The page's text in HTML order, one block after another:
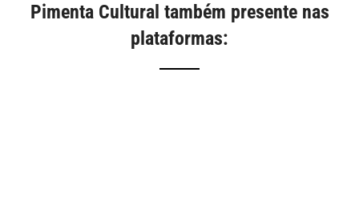
Pimenta Cultural também presente nas
plataformas: